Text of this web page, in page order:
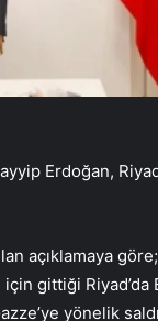
Erdoğan,
açıklamaya
gittiği
yönelik